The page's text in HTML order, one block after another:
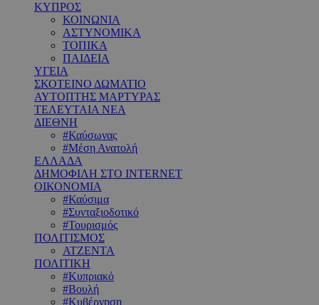
ΚΥΠΡΟΣ
ΚΟΙΝΩΝΙΑ
ΑΣΤΥΝΟΜΙΚΑ
ΤΟΠΙΚΑ
ΠΑΙΔΕΙΑ
ΥΓΕΙΑ
ΣΚΟΤΕΙΝΟ ΔΩΜΑΤΙΟ
ΑΥΤΟΠΤΗΣ ΜΑΡΤΥΡΑΣ
ΤΕΛΕΥΤΑΙΑ ΝΕΑ
ΔΙΕΘΝΗ
#Καύσωνας
#Μέση Ανατολή
ΕΛΛΑΔΑ
ΔΗΜΟΦΙΛΗ ΣΤΟ INTERNET
ΟΙΚΟΝΟΜΙΑ
#Καύσιμα
#Συνταξιοδοτικό
#Τουρισμός
ΠΟΛΙΤΙΣΜΟΣ
ΑΤΖΕΝΤΑ
ΠΟΛΙΤΙΚΗ
#Κυπριακό
#Βουλή
#Κυβέρνηση